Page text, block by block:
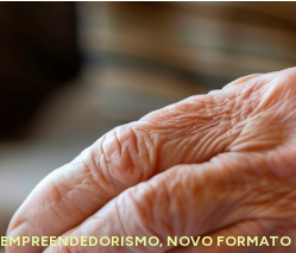
EMPREENDEDORISMO,NOVO FORMATO